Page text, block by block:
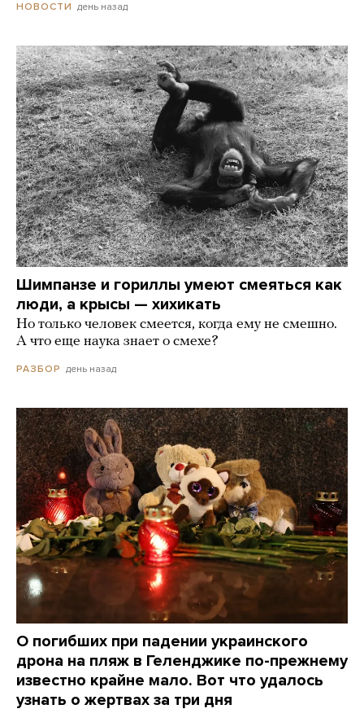
НОВОСТИ день назад
Шимпанзе и гориллы умеют смеяться как
люди, а крысы — хихикать
Но только человек смеется, когда ему не смешно.
А что еще наука знает о смехе?
РАЗБОР день назад
О погибших при падении украинского
дрона на пляж в Геленджике по-прежнему
известно крайне мало. Вот что удалось
узнать о жертвах за три дня